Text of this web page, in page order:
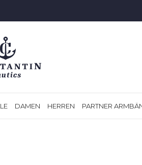
DAMEN HERREN PARTNER